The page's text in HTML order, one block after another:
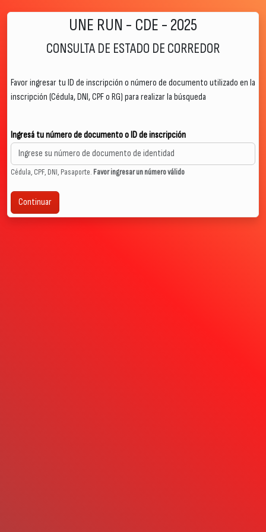
UNE RUN - CDE - 2025
CONSULTA DE ESTADO DE CORREDOR
Favor ingresar tu ID de inscripción o número de documento utilizado en la
inscripción (Cédula, DNI, CPF o RG) para realizar la búsqueda
Ingresá tu número de documento o ID de inscripción
Cédula, CPF, DNI, Pasaporte. Favor ingresar un número válido